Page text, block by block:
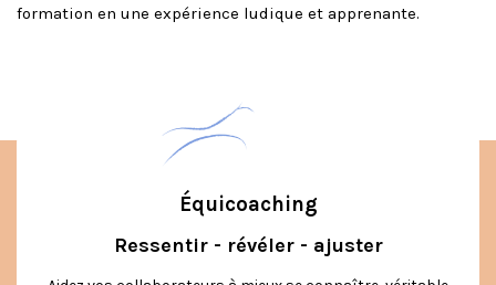
formation en une expérience ludique et apprenante.
Équicoaching
Ressentir - révéler - ajuster